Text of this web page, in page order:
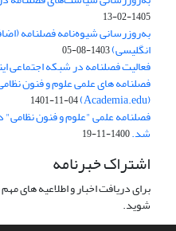
1405-02-13
به‌روزرسانی شیوه‌نامه فصلنامه
انگلیسی)1403-08-05
فعالیت فصلنامه در شبکه اجتماعی
فصلنامه های علمی علوم و فنون
(Academia.edu)
1401-11-04
شد.1400-11-19
اشتراک خبرنامه
برای دریافت اخبار و اطلاعیه های
شوید.